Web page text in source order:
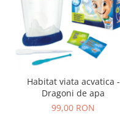
Habitat viata acvatica -
Dragoni de apa
99,00 RON